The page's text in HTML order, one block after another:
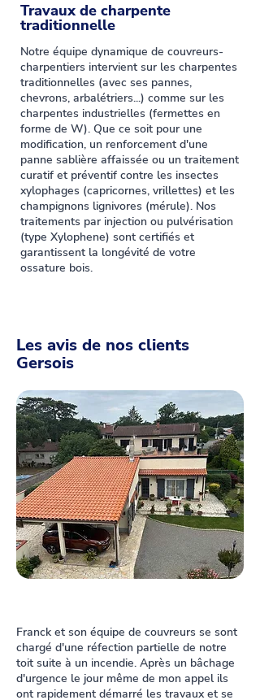
Travaux de charpente
traditionnelle
Notre équipe dynamique de couvreurs-
charpentiers intervient sur les charpentes
traditionnelles (avec ses pannes,
chevrons, arbalétriers...) comme sur les
charpentes industrielles (fermettes en
forme de W). Que ce soit pour une
modification, un renforcement d'une
panne sablière affaissée ou un traitement
curatif et préventif contre les insectes
xylophages (capricornes, vrillettes) et les
champignons lignivores (mérule). Nos
traitements par injection ou pulvérisation
(type Xylophene) sont certifiés et
garantissent la longévité de votre
ossature bois.
Les avis de nos clients
Gersois
Franck et son équipe de couvreurs se sont
chargé d'une réfection partielle de notre
toit suite à un incendie. Après un bâchage
d'urgence le jour même de mon appel ils
ont rapidement démarré les travaux et se